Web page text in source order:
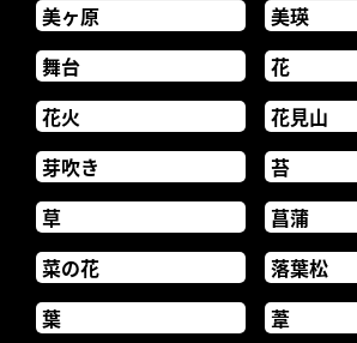
美ヶ原
美瑛
舞台
花
花火
花見山
芽吹き
苔
草
菖蒲
菜の花
落葉松
葉
葦